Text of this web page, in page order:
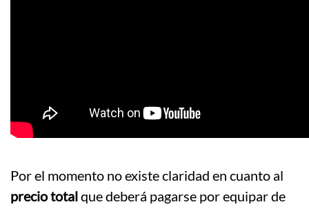
Por el momento no existe claridad en cuanto al
precio totalque deberá pagarse por equipar de